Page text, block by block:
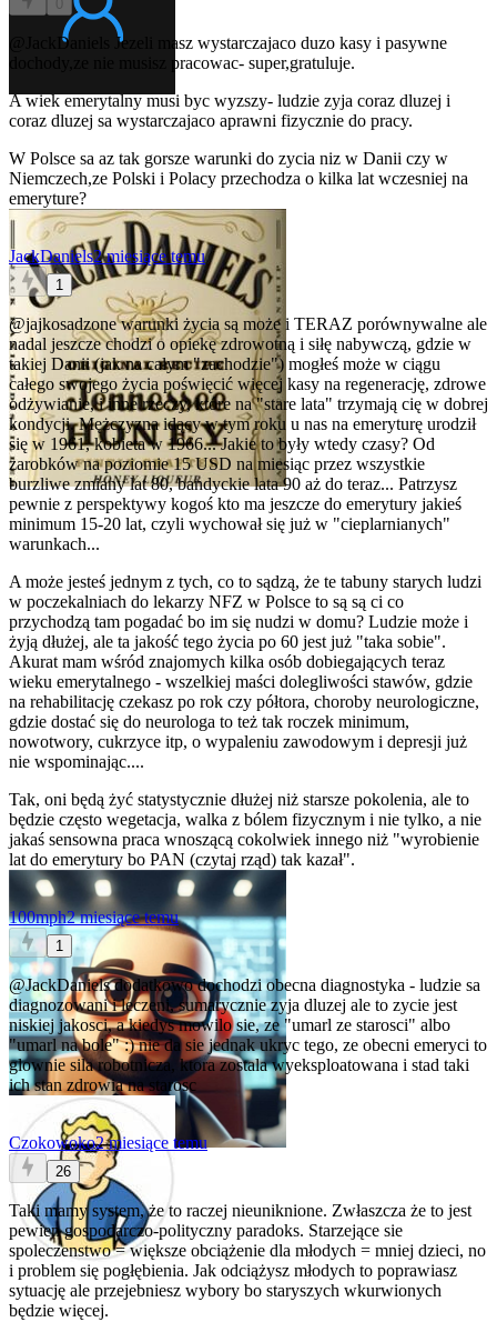
0
@JackDaniels
Jezeli masz wystarczajaco duzo kasy i pasywne
dochody,ze nie musisz pracowac- super,gratuluje.
A wiek emerytalny musi byc wyzszy- ludzie zyja coraz dluzej i
coraz dluzej sa wystarczajaco aprawni fizycznie do pracy.
W Polsce sa az tak gorsze warunki do zycia niz w Danii czy w
Niemczech,ze Polski i Polacy przechodza o kilka lat wczesniej na
emeryture?
JackDaniels2 miesiące temu
1
@jajkosadzonewarunki życia są może i TERAZ porównywalne ale
nadal jeszcze chodzi o opiekę zdrowotną i siłę nabywczą, gdzie w
takiej Danii (jak na całym "zachodzie") mogłeś może w ciągu
całego swojego życia poświęcić więcej kasy na regenerację, zdrowe
odżywianie, i inne rzeczy, które na "stare lata" trzymają cię w dobrej
kondycji. Mężczyzna idący w tym roku u nas na emeryturę urodził
się w 1961, kobieta w 1966... Jakie to były wtedy czasy? Od
zarobków na poziomie 15 USD na miesiąc przez wszystkie
burzliwe zmiany lat 80, bandyckie lata 90 aż do teraz... Patrzysz
pewnie z perspektywy kogoś kto ma jeszcze do emerytury jakieś
minimum 15-20 lat, czyli wychował się już w "cieplarnianych"
warunkach...
A może jesteś jednym z tych, co to sądzą, że te tabuny starych ludzi
w poczekalniach do lekarzy NFZ w Polsce to są są ci co
przychodzą tam pogadać bo im się nudzi w domu? Ludzie może i
żyją dłużej, ale ta jakość tego życia po 60 jest już "taka sobie".
Akurat mam wśród znajomych kilka osób dobiegających teraz
wieku emerytalnego - wszelkiej maści dolegliwości stawów, gdzie
na rehabilitację czekasz po rok czy półtora, choroby neurologiczne,
gdzie dostać się do neurologa to też tak roczek minimum,
nowotwory, cukrzyce itp, o wypaleniu zawodowym i depresji już
nie wspominając....
Tak, oni będą żyć statystycznie dłużej niż starsze pokolenia, ale to
będzie często wegetacja, walka z bólem fizycznym i nie tylko, a nie
jakaś sensowna praca wnoszącą cokolwiek innego niż "wyrobienie
lat do emerytury bo PAN (czytaj rząd) tak kazał".
100mph2 miesiące temu
1
@JackDanielsdodatkowo dochodzi obecna diagnostyka - ludzie sa
diagnozowani i leczeni, sumarycznie zyja dluzej ale to zycie jest
niskiej jakosci, a kiedys mowilo sie, ze "umarl ze starosci" albo
"umarl na bole" :) nie da sie jednak ukryc tego, ze obecni emeryci to
glownie sila robotnicza, ktora zostala wyeksploatowana i stad taki
ich stan zdrowia na starosc
Czokowoko2 miesiące temu
26
Taki mamy system, że to raczej nieuniknione. Zwłaszcza że to jest
pewien gospodarczo-polityczny paradoks. Starzejące sie
spoleczenstwo = większe obciążenie dla młodych = mniej dzieci, no
i problem się pogłębienia. Jak odciążysz młodych to poprawiasz
sytuację ale przejebniesz wybory bo staryszych wkurwionych
będzie więcej.